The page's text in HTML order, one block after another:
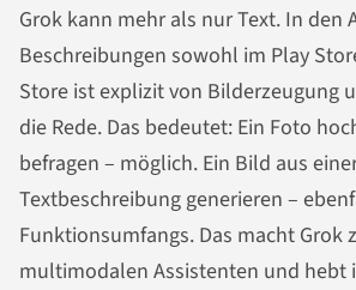
Grok kann mehr als nur Text. In den
Beschreibungen sowohl im Play
Store ist explizit von Bilderzeugung
die Rede. Das bedeutet: Ein Foto
befragen – möglich. Ein Bild aus
Textbeschreibung generieren –
Funktionsumfangs. Das macht Grok
multimodalen Assistenten und hebt